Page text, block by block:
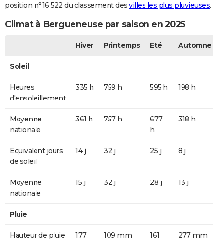
position n°16 522 du classement des villes les plus pluvieuses.
Climat à Bergueneuse par saison en 2025
Hiver Printemps Eté Automne
Soleil
Heures
d'ensoleillement
335 h 759 h 595 h 198 h
Moyenne
nationale
361 h 757 h
677
h
318 h
Equivalent jours
de soleil
14 j 32 j 25 j 8 j
Moyenne
nationale
15 j 32 j 28 j 13 j
Pluie
Hauteur de pluie
177
109 mm
161
277 mm